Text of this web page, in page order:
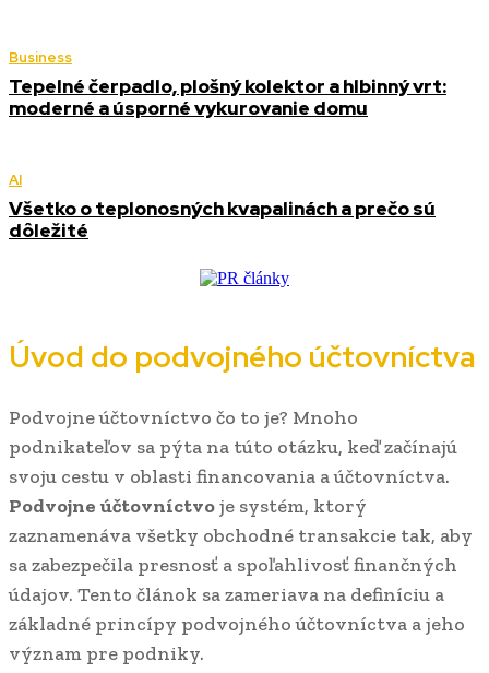
Business
Tepelné čerpadlo, plošný kolektor a hlbinný vrt:
moderné a úsporné vykurovanie domu
AI
Všetko o teplonosných kvapalinách a prečo sú
dôležité
Úvod do podvojného účtovníctva
Podvojne účtovníctvo čo to je? Mnoho
podnikateľov sa pýta na túto otázku, keď začínajú
svoju cestu v oblasti financovania a účtovníctva.
Podvojne účtovníctvoje systém, ktorý
zaznamenáva všetky obchodné transakcie tak, aby
sa zabezpečila presnosť a spoľahlivosť finančných
údajov. Tento článok sa zameriava na definíciu a
základné princípy podvojného účtovníctva a jeho
význam pre podniky.